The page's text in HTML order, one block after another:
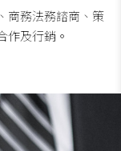
商務法務諮商、策
作及行銷。